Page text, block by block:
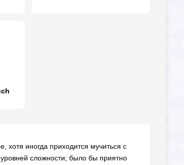
иногда приходится мучиться с
сложности; было бы приятно